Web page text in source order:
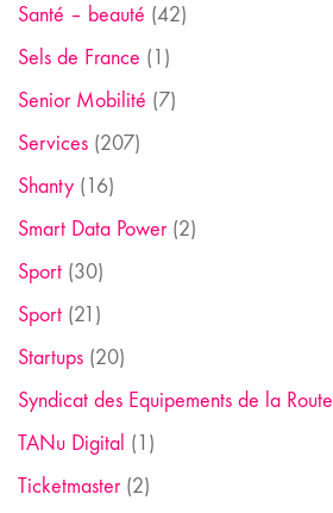
Santé – beauté (42)
Sels de France (1)
Senior Mobilité (7)
Services (207)
Shanty (16)
Smart Data Power(2)
Sport (30)
Sport (21)
Startups (20)
Syndicat des Equipements de la Route
TANu Digital (1)
Ticketmaster(2)